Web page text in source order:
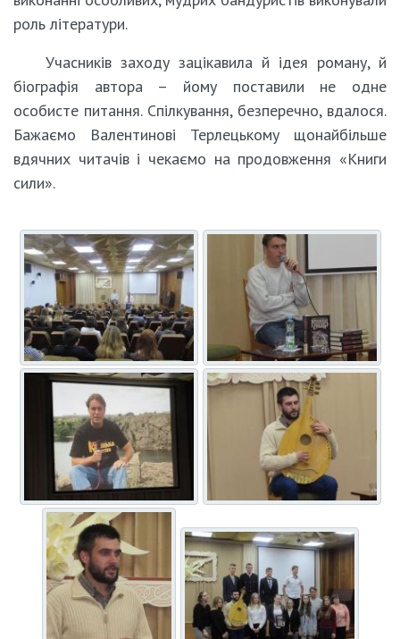
роль літератури.
Учасників заходу зацікавила й ідея роману, й
біографія автора – йому поставили не одне
особисте питання. Спілкування, безперечно, вдалося.
Бажаємо Валентинові Терлецькому щонайбільше
вдячних читачів і чекаємо на продовження «Книги
сили».